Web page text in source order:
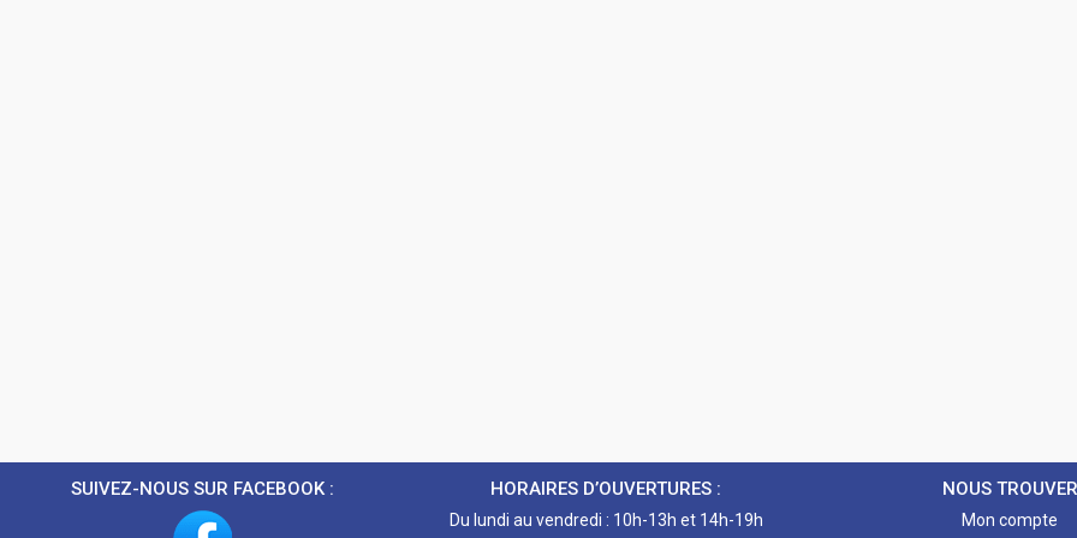
SUIVEZ-NOUS SUR FACEBOOK : HORAIRES D’OUVERTURES :
Du lundi au vendredi : 10h-13h et 14h-19h
NOUS TROUVER
Mon compte